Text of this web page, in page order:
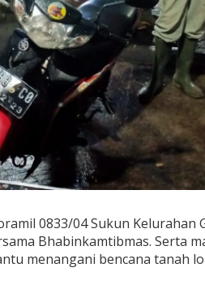
0833/04 Sukun Kelurahan
Bhabinkamtibmas. Serta
menangani bencana tanah